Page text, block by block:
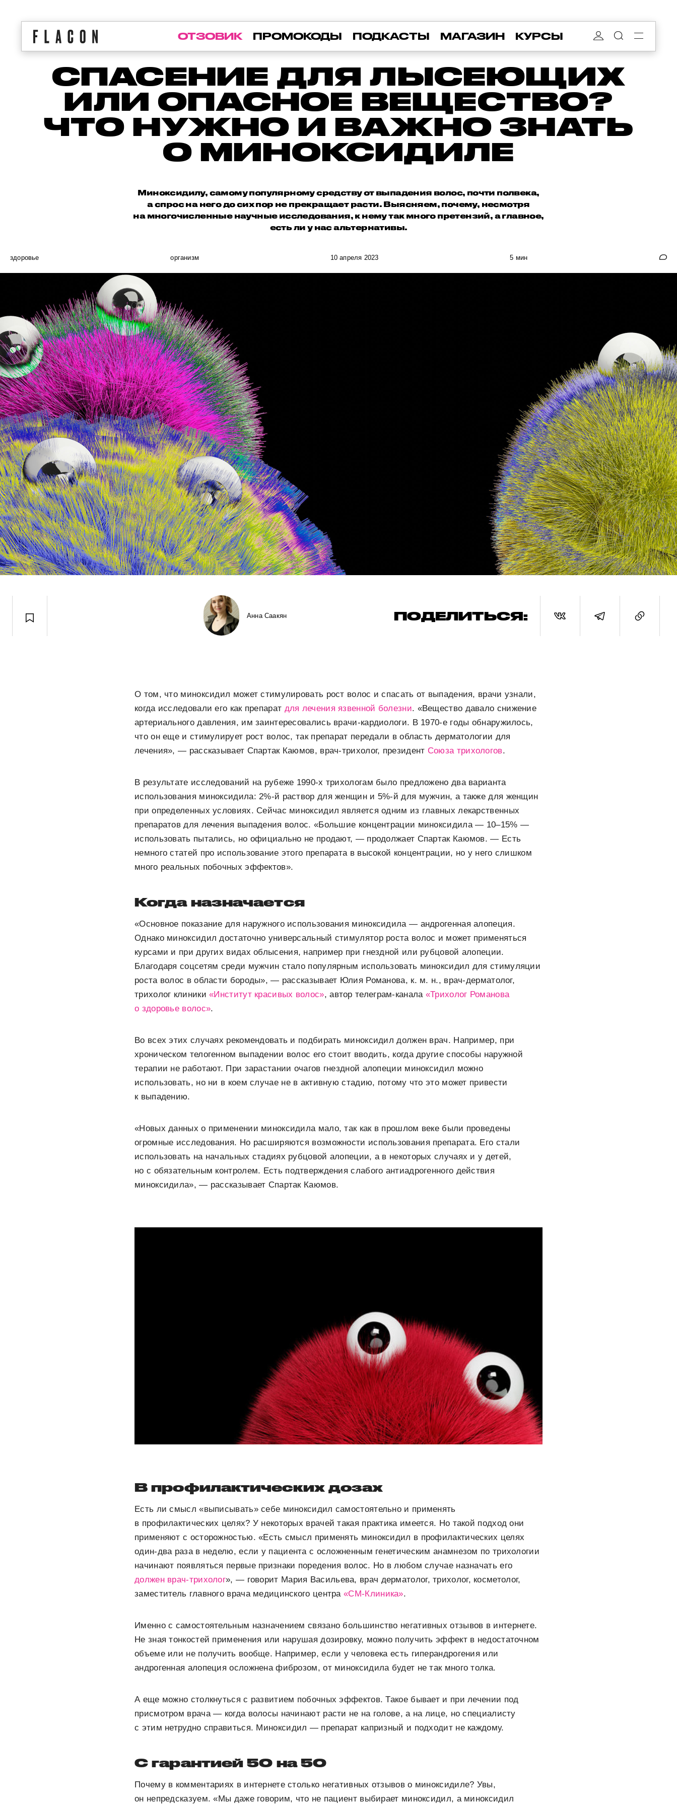
ОТЗОВИК ПРОМОКОДЫ ПОДКАСТЫ МАГАЗИН КУРСЫ
СПАСЕНИЕ ДЛЯ ЛЫСЕЮЩИХ
ИЛИ ОПАСНОЕ ВЕЩЕСТВО?
ЧТО НУЖНО И ВАЖНО ЗНАТЬ
О МИНОКСИДИЛЕ
Миноксидилу, самому популярному средству от выпадения волос, почти полвека,
а спрос на него до сих пор не прекращает расти. Выясняем, почему, несмотря
на многочисленные научные исследования, к нему так много претензий, а главное,
есть ли у нас альтернативы.
здоровье организм 10 апреля 2023 5 мин
Анна Саакян ПОДЕЛИТЬСЯ:
О том, что миноксидил может стимулировать рост волос и спасать от выпадения, врачи узнали,
когда исследовали его как препарат для лечения язвенной болезни. «Вещество давало снижение
артериального давления, им заинтересовались врачи-кардиологи. В 1970-е годы обнаружилось,
что он еще и стимулирует рост волос, так препарат передали в область дерматологии для
лечения», — рассказывает Спартак Каюмов, врач-трихолог, президент Союза трихологов.
В результате исследований на рубеже 1990-х трихологам было предложено два варианта
использования миноксидила: 2%-й раствор для женщин и 5%-й для мужчин, а также для женщин
при определенных условиях. Сейчас миноксидил является одним из главных лекарственных
препаратов для лечения выпадения волос. «Большие концентрации миноксидила — 10–15% —
использовать пытались, но официально не продают, — продолжает Спартак Каюмов. — Есть
немного статей про использование этого препарата в высокой концентрации, но у него слишком
много реальных побочных эффектов».
Когда назначается
«Основное показание для наружного использования миноксидила — андрогенная алопеция.
Однако миноксидил достаточно универсальный стимулятор роста волос и может применяться
курсами и при других видах облысения, например при гнездной или рубцовой алопеции.
Благодаря соцсетям среди мужчин стало популярным использовать миноксидил для стимуляции
роста волос в области бороды», — рассказывает Юлия Романова, к. м. н., врач-дерматолог,
трихолог клиники«Институт красивых волос», автор телеграм-канала «Трихолог Романова
о здоровье волос».
Во всех этих случаях рекомендовать и подбирать миноксидил должен врач. Например, при
хроническом телогенном выпадении волос его стоит вводить, когда другие способы наружной
терапии не работают. При зарастании очагов гнездной алопеции миноксидил можно
использовать, но ни в коем случае не в активную стадию, потому что это может привести
к выпадению.
«Новых данных о применении миноксидила мало, так как в прошлом веке были проведены
огромные исследования. Но расширяются возможности использования препарата. Его стали
использовать на начальных стадиях рубцовой алопеции, а в некоторых случаях и у детей,
но с обязательным контролем. Есть подтверждения слабого антиадрогенного действия
миноксидила», — рассказывает Спартак Каюмов.
В профилактических дозах
Есть ли смысл «выписывать» себе миноксидил самостоятельно и применять
в профилактических целях? У некоторых врачей такая практика имеется. Но такой подход они
применяют с осторожностью. «Есть смысл применять миноксидил в профилактических целях
один-два раза в неделю, если у пациента с осложненным генетическим анамнезом по трихологии
начинают появляться первые признаки поредения волос. Но в любом случае назначать его
должен врач-трихолог», — говорит Мария Васильева, врач дерматолог, трихолог, косметолог,
заместитель главного врача медицинского центра«СМ-Клиника».
Именно с самостоятельным назначением связано большинство негативных отзывов в интернете.
Не зная тонкостей применения или нарушая дозировку, можно получить эффект в недостаточном
объеме или не получить вообще. Например, если у человека есть гиперандрогения или
андрогенная алопеция осложнена фиброзом, от миноксидила будет не так много толка.
А еще можно столкнуться с развитием побочных эффектов. Такое бывает и при лечении под
присмотром врача — когда волосы начинают расти не на голове, а на лице, но специалисту
с этим нетрудно справиться. Миноксидил — препарат капризный и подходит не каждому.
С гарантией 50 на 50
Почему в комментариях в интернете столько негативных отзывов о миноксидиле? Увы,
он непредсказуем. «Мы даже говорим, что не пациент выбирает миноксидил, а миноксидил